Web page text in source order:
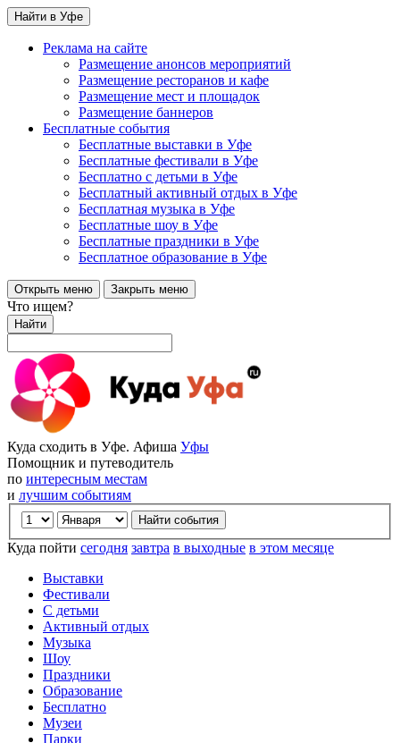
Найти в Уфе
Реклама на сайте
Размещение анонсов мероприятий
Размещение ресторанов и кафе
Размещение мест и площадок
Размещение баннеров
Бесплатные события
Бесплатные выставки в Уфе
Бесплатные фестивали в Уфе
Бесплатно с детьми в Уфе
Бесплатный активный отдых в Уфе
Бесплатная музыка в Уфе
Бесплатные шоу в Уфе
Бесплатные праздники в Уфе
Бесплатное образование в Уфе
Открыть меню Закрыть меню
Что ищем?
Найти
Куда сходить в Уфе. Афиша Уфы
Помощник и путеводитель
по интересным местам
и лучшим событиям
Куда пойти сегодня завтра в выходные в этом месяце
Выставки
Фестивали
С детьми
Активный отдых
Музыка
Шоу
Праздники
Образование
Бесплатно
Музеи
Парки